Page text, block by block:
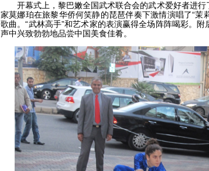
开幕式上，黎巴嫩全国武术联合会的武术爱好者进行
家莫娜珀在旅黎华侨何笑静的琵琶伴奏下激情演唱了“茉
歌曲。“武林高手”和艺术家的表演赢得全场阵阵喝彩。
声中兴致勃勃地品尝中国美食佳肴。